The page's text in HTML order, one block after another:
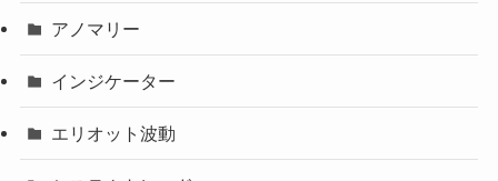
アノマリー
インジケーター
エリオット波動